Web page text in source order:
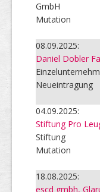
GmbH
Mutation
08.09.2025:
Daniel Dobler
Neueintragung
04.09.2025:
Stiftung Pro
Stiftung
Mutation
18.08.2025:
escd gmbh,